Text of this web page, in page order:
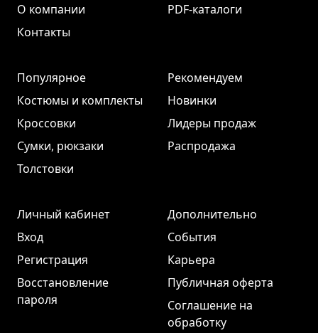
О компании
Контакты
PDF-каталоги
Популярное
Костюмы и комплекты
Кроссовки
Сумки, рюкзаки
Толстовки
Рекомендуем
Новинки
Лидеры продаж
Распродажа
Личный кабинет
Вход
Регистрация
Восстановление
пароля
Дополнительно
События
Карьера
Публичная оферта
Соглашение на
обработку